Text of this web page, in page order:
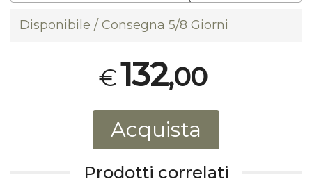
Disponibile / Consegna 5/8 Giorni
€132,00
Acquista
Prodotti correlati